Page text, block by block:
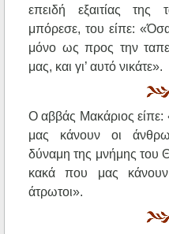
επειδή εξαιτίας της
μπόρεσε, του είπε: «Όσα
μόνο ως προς την
μας, και γι’ αυτό νικάτε».
Ο αββάς Μακάριος
μας κάνουν οι
δύναμη της μνήμης του
κακά που μας κάνουν
άτρωτοι».